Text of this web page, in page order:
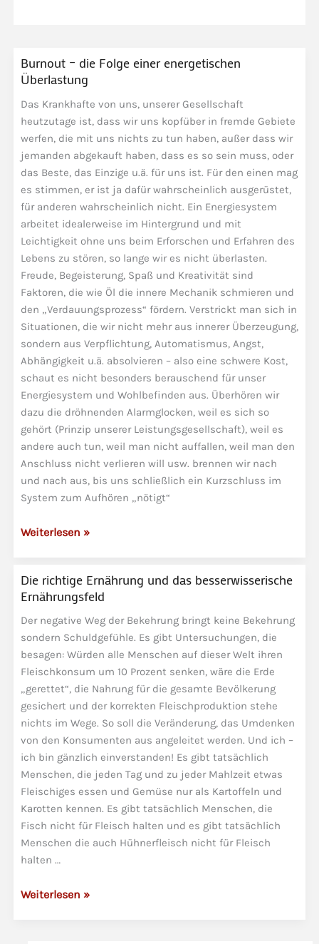
Burnout – die Folge einer energetischen
Überlastung
Das Krankhafte von uns, unserer Gesellschaft
heutzutage ist, dass wir uns kopfüber in fremde Gebiete
werfen, die mit uns nichts zu tun haben, außer dass wir
jemanden abgekauft haben, dass es so sein muss, oder
das Beste, das Einzige u.ä. für uns ist. Für den einen mag
es stimmen, er ist ja dafür wahrscheinlich ausgerüstet,
für anderen wahrscheinlich nicht. Ein Energiesystem
arbeitet idealerweise im Hintergrund und mit
Leichtigkeit ohne uns beim Erforschen und Erfahren des
Lebens zu stören, so lange wir es nicht überlasten.
Freude, Begeisterung, Spaß und Kreativität sind
Faktoren, die wie Öl die innere Mechanik schmieren und
den „Verdauungsprozess“ fördern. Verstrickt man sich in
Situationen, die wir nicht mehr aus innerer Überzeugung,
sondern aus Verpflichtung, Automatismus, Angst,
Abhängigkeit u.ä. absolvieren – also eine schwere Kost,
schaut es nicht besonders berauschend für unser
Energiesystem und Wohlbefinden aus. Überhören wir
dazu die dröhnenden Alarmglocken, weil es sich so
gehört (Prinzip unserer Leistungsgesellschaft), weil es
andere auch tun, weil man nicht auffallen, weil man den
Anschluss nicht verlieren will usw. brennen wir nach
und nach aus, bis uns schließlich ein Kurzschluss im
System zum Aufhören „nötigt“
Burnout
Folge
einer
energetischen
Überlastung
Weiterlesen »
Die richtige Ernährung und das besserwisserische
Ernährungsfeld
Der negative Weg der Bekehrung bringt keine Bekehrung
sondern Schuldgefühle. Es gibt Untersuchungen, die
besagen: Würden alle Menschen auf dieser Welt ihren
Fleischkonsum um 10 Prozent senken, wäre die Erde
„gerettet“, die Nahrung für die gesamte Bevölkerung
gesichert und der korrekten Fleischproduktion stehe
nichts im Wege. So soll die Veränderung, das Umdenken
von den Konsumenten aus angeleitet werden. Und ich –
ich bin gänzlich einverstanden! Es gibt tatsächlich
Menschen, die jeden Tag und zu jeder Mahlzeit etwas
Fleischiges essen und Gemüse nur als Kartoffeln und
Karotten kennen. Es gibt tatsächlich Menschen, die
Fisch nicht für Fleisch halten und es gibt tatsächlich
Menschen die auch Hühnerfleisch nicht für Fleisch
halten …
Die
Weiterlesen »